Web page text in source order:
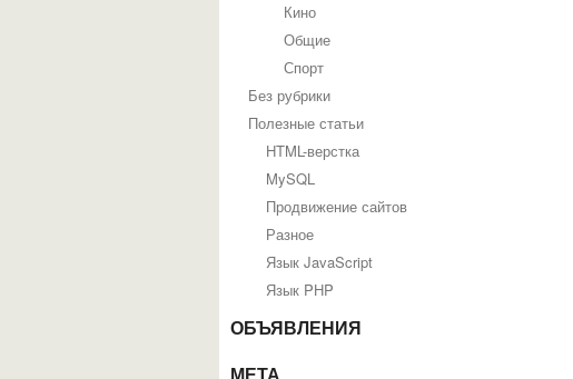
Кино
Общие
Спорт
Без рубрики
Полезные статьи
HTML-верстка
MySQL
Продвижение сайтов
Разное
Язык JavaScript
Язык PHP
ОБЪЯВЛЕНИЯ
МЕТА